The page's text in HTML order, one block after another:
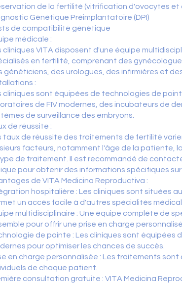
de la fertilité (vitrification d'ovocytes et
Génétique Préimplantatoire (DPI)
de compatibilité génétique
médicale :
cliniques VITA disposent d'une équipe
en fertilité, comprenant des
généticiens, des urologues, des infirmières et
:
cliniques sont équipées de technologies de
de FIV modernes, des incubateurs de
de surveillance des embryons.
de réussite :
taux de réussite des traitements de fertilité
facteurs, notamment l'âge de la patiente,
de traitement. Il est recommandé de
pour obtenir des informations spécifiques
de VITA Medicina Reproductiva :
hospitalière : Les cliniques sont situées
un accès facile à d'autres spécialités
multidisciplinaire : Une équipe complète de
pour offrir une prise en charge
de pointe : Les cliniques sont équipées
pour optimiser les chances de succès.
en charge personnalisée : Les traitements
de chaque patient.
consultation gratuite : VITA Medicina